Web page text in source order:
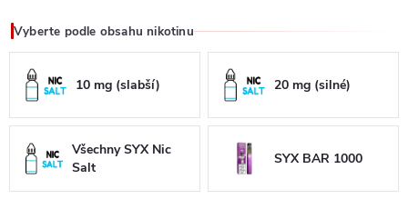
Vyberte podle obsahu nikotinu
10 mg (slabší) 20 mg (silné)
Všechny SYX Nic
Salt
SYX BAR 1000